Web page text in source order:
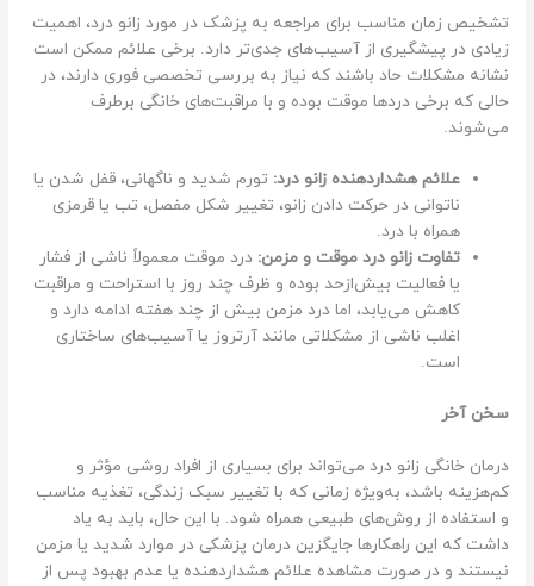
تشخیص زمان مناسب برای مراجعه به پزشک در مورد زانو درد، اهمیت
زیادی در پیشگیری از آسیب‌های جدی‌تر دارد. برخی علائم ممکن است
نشانه مشکلات حاد باشند که نیاز به بررسی تخصصی فوری دارند، در
حالی که برخی دردها موقت بوده و با مراقبت‌های خانگی برطرف
می‌شوند.
علائم هشداردهنده زانو درد: تورم شدید و ناگهانی، قفل شدن یا
ناتوانی در حرکت دادن زانو، تغییر شکل مفصل، تب یا قرمزی
همراه با درد.
تفاوت زانو درد موقت و مزمن: درد موقت معمولاً ناشی از فشار
یا فعالیت بیش‌ازحد بوده و ظرف چند روز با استراحت و مراقبت
کاهش می‌یابد، اما درد مزمن بیش از چند هفته ادامه دارد و
اغلب ناشی از مشکلاتی مانند آرتروز یا آسیب‌های ساختاری
است.
سخن آخر
درمان خانگی زانو درد می‌تواند برای بسیاری از افراد روشی مؤثر و
کم‌هزینه باشد، به‌ویژه زمانی که با تغییر سبک زندگی، تغذیه مناسب
و استفاده از روش‌های طبیعی همراه شود. با این حال، باید به یاد
داشت که این راهکارها جایگزین درمان پزشکی در موارد شدید یا مزمن
نیستند و در صورت مشاهده علائم هشداردهنده یا عدم بهبود پس از